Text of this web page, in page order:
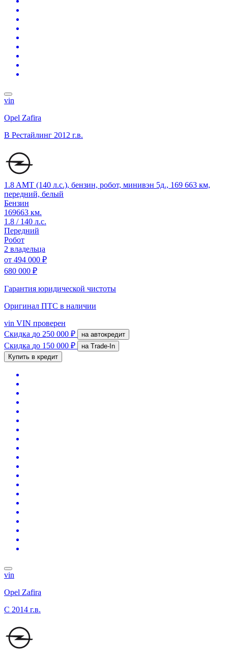
vin
Opel Zafira
B Рестайлинг 2012 г.в.
1.8 AMT (140 л.с.), бензин, робот, минивэн 5д., 169 663 км,
передний, белый
Бензин
169663 км.
1.8 / 140 л.с.
Передний
Робот
2 владельца
от 494 000 ₽
680 000 ₽
Гарантия юридической чистоты
Оригинал ПТС в наличии
vin VIN проверен
Скидка до 250 000 ₽ на автокредит
Скидка до 150 000 ₽
на Trade-In
Купить в кредит
vin
Opel Zafira
C 2014 г.в.